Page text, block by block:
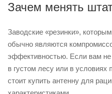
Зачем менять
Заводские «резинки»,
обычно являются
эффективностью. Если вам не
в густом лесу или в условиях
стоит купить антенну для